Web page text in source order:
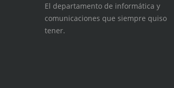
El departamento de informática y
comunicaciones que siempre quiso
tener.